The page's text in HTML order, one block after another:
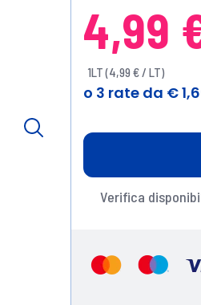
4,99
1LT (4,99 € / LT)
Verifica